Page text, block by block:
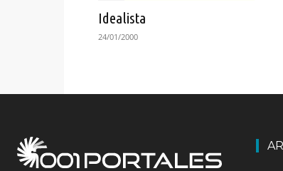
Idealista
24/01/2000